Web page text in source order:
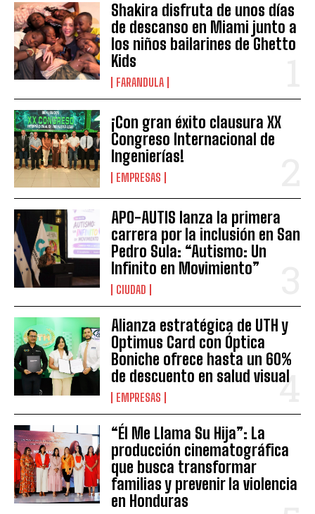
Shakira disfruta de unos días
de descanso en Miami junto a
los niños bailarines de Ghetto
Kids
FARANDULA
¡Con gran éxito clausura XX
Congreso Internacional de
Ingenierías!
EMPRESAS
APO-AUTIS lanza la primera
carrera por la inclusión en San
Pedro Sula: “Autismo: Un
Infinito en Movimiento”
CIUDAD
Alianza estratégica de UTH y
Optimus Card con Óptica
Boniche ofrece hasta un 60%
de descuento en salud visual
EMPRESAS
“Él Me Llama Su Hija”: La
producción cinematográfica
que busca transformar
familias y prevenir la violencia
en Honduras